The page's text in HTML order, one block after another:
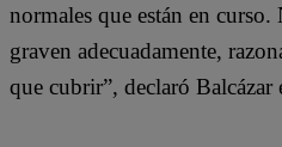
normales que están en
graven adecuadamente,
que cubrir”, declaró